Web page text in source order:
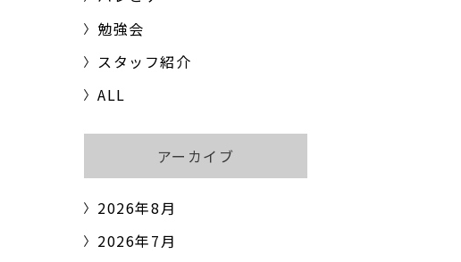
勉強会
スタッフ紹介
ALL
アーカイブ
2026年8月
2026年7月